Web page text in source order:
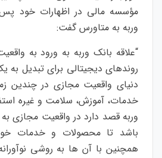
مؤسسه مالی در اظهارات خود پس
وربه به متاورس گفت:
“علاقه بانک وربه به ورود به
دنیای واقعیت مجازی در چندین
خدمات، آموزش، سلامت و غیره
وربه قصد دارد در واقعیت مجازی
باشد تا محصولات و خدمات
همچنین با آن ها به روشی نوآورانه